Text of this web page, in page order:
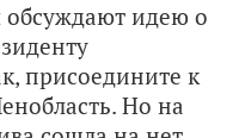
обсуждают идею о
присоедините к
Но на